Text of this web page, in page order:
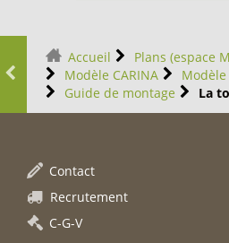
Accueil
Plans (espace
Modèle CARINA
Modèle
Guide de montage
La
Contact
Recrutement
C-G-V